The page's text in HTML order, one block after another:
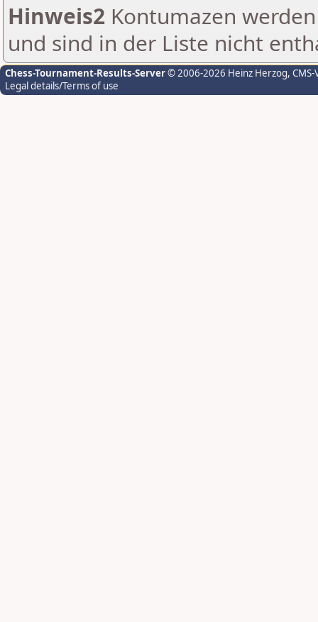
Hinweis2 Kontumazen
und sind in der Liste nicht
Chess-Tournament-Results-Server© 2006-2026 Heinz Herzog,
Legal details/Terms of use